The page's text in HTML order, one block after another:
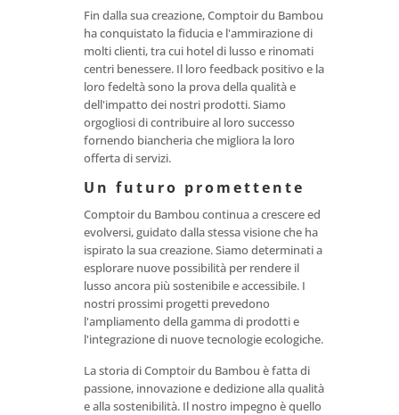
Fin dalla sua creazione, Comptoir du Bambou
ha conquistato la fiducia e l'ammirazione di
molti clienti, tra cui hotel di lusso e rinomati
centri benessere. Il loro feedback positivo e la
loro fedeltà sono la prova della qualità e
dell'impatto dei nostri prodotti. Siamo
orgogliosi di contribuire al loro successo
fornendo biancheria che migliora la loro
offerta di servizi.
Un futuro promettente
Comptoir du Bambou continua a crescere ed
evolversi, guidato dalla stessa visione che ha
ispirato la sua creazione. Siamo determinati a
esplorare nuove possibilità per rendere il
lusso ancora più sostenibile e accessibile. I
nostri prossimi progetti prevedono
l'ampliamento della gamma di prodotti e
l'integrazione di nuove tecnologie ecologiche.
La storia di Comptoir du Bambou è fatta di
passione, innovazione e dedizione alla qualità
e alla sostenibilità. Il nostro impegno è quello